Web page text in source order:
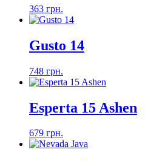
363 грн.
Gusto 14
748 грн.
Esperta 15 Ashen
679 грн.